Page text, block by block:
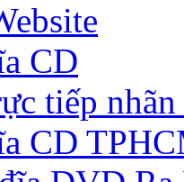
CD
tiếp
CD